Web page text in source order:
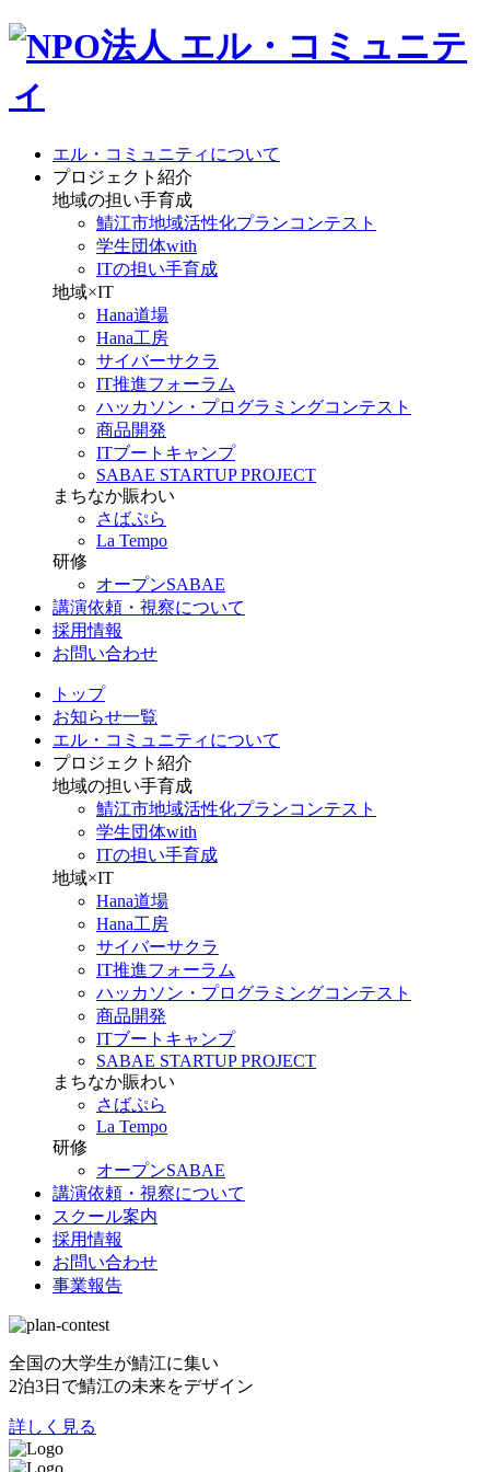
エル・コミュニティについて
プロジェクト紹介
地域の担い手育成
鯖江市地域活性化プランコンテスト
学生団体with
ITの担い手育成
地域×IT
Hana道場
Hana工房
サイバーサクラ
IT推進フォーラム
ハッカソン・プログラミングコンテスト
商品開発
ITブートキャンプ
SABAE STARTUP PROJECT
まちなか賑わい
さばぷら
La Tempo
研修
オープンSABAE
講演依頼・視察について
採用情報
お問い合わせ
トップ
お知らせ一覧
エル・コミュニティについて
プロジェクト紹介
地域の担い手育成
鯖江市地域活性化プランコンテスト
学生団体with
ITの担い手育成
地域×IT
Hana道場
Hana工房
サイバーサクラ
IT推進フォーラム
ハッカソン・プログラミングコンテスト
商品開発
ITブートキャンプ
SABAE STARTUP PROJECT
まちなか賑わい
さばぷら
La Tempo
研修
オープンSABAE
講演依頼・視察について
スクール案内
採用情報
お問い合わせ
事業報告
全国の大学生が鯖江に集い
2泊3日で鯖江の未来をデザイン
詳しく見る